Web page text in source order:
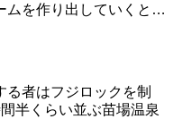
ムを作り出していくと思
る者はフジロックを制
半くらい並ぶ苗場温泉